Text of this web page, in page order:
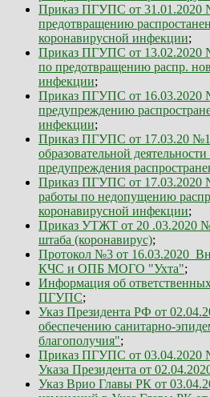
Приказ ПГУПС от 31.01.2020
предотвращению
коронавирусной инфекции;
Приказ ПГУПС от 13.02.2020
по предотвращению распр.
инфекции;
Приказ ПГУПС от 16.03.2020
предупреждению
инфекции;
Приказ ПГУПС от 17.03.20
образовательной
предупреждения
Приказ ПГУПС от 17.03.2020
работы по недопущению
коронавирусной инфекции;
Приказ УТЖТ от 20 .03.2020
штаба (коронавирус);
Протокол №3 от
КЧС и ОПБ МОГО "Ухта";
Информация об
ПГУПС;
Указ Президента РФ от
обеспечению санитарно-
благополучия";
Приказ ПГУПС от 03.04.2020
Указа Президента от
Указ Врио Главы РК от